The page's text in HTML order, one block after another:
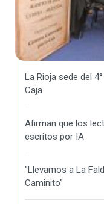
La Rioja sede del
Caja
Afirman que los
escritos por IA
"Llevamos a La
Caminito"